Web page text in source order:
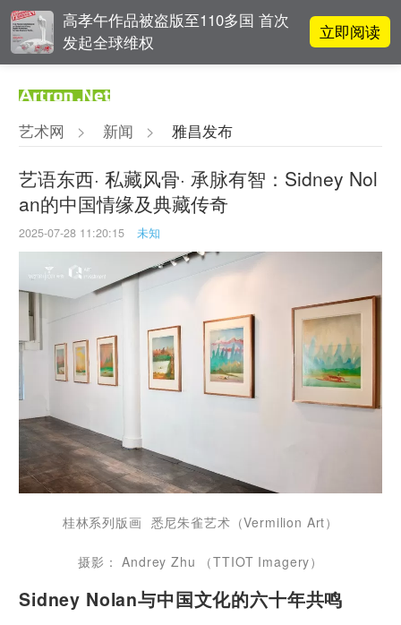
高孝午作品被盗版至110多国 首次
发起全球维权
立即阅读
破界与归真
阿拉里奥画廊上海转型：为何要成
为策展式艺术商业综合体？
李铁夫冯钢百领衔 作为群体的早期
粤籍留美艺术家
艺术网 > 新闻 > 雅昌发布
艺语东西· 私藏风骨· 承脉有智：Sidney Nol
an的中国情缘及典藏传奇
2025-07-28 11:20:15 未知
桂林系列版画 悉尼朱雀艺术（Vermilion Art）
摄影： Andrey Zhu （TTIOT Imagery）
Sidney Nolan与中国文化的六十年共鸣